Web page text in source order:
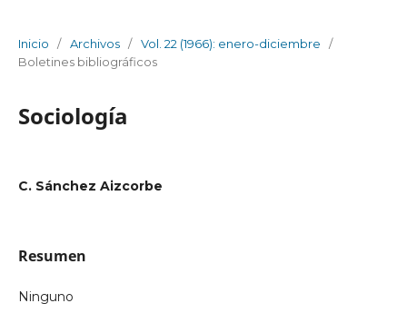
Inicio / Archivos / Vol. 22 (1966): enero-diciembre
/
Boletines bibliográficos
Sociología
C. Sánchez Aizcorbe
Resumen
Ninguno